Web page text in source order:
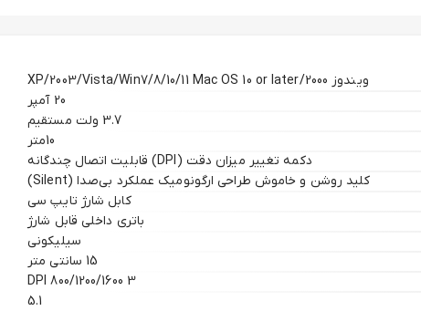
ویندوز 2000/XP/2003/Vista/Win7/8/10/11 Mac OS 10 or later
20 آمپر
3.7 ولت مستقیم
10متر
دکمه تغییر میزان دقت (DPI) قابلیت اتصال چندگانه
کلید روشن و خاموش طراحی ارگونومیک عملکرد بی‌صدا (Silent)
کابل شارژ تایپ سی
باتری داخلی قابل شارژ
سیلیکونی
15 سانتی متر
3 800/1200/1600 DPI
5.1